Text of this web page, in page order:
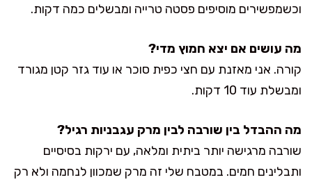
וכשמפשירים מוסיפים פסטה טרייה ומבשלים כמה דקות.
מה עושים אם יצא חמוץ מדי?
קורה. אני מאזנת עם חצי כפית סוכר או עוד גזר קטן מגורד
ומבשלת עוד 10 דקות.
מה ההבדל בין שורבה לבין מרק עגבניות רגיל?
שורבה מרגישה יותר ביתית ומלאה, עם ירקות בסיסיים
ותבלינים חמים. במטבח שלי זה מרק שמכוון לנחמה ולא רק